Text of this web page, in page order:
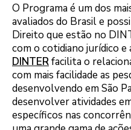
O Programa é um dos
avaliados do Brasil e
Direito que estão no
com o cotidiano jurídico e
DINTERfacilita o
com mais facilidade as
desenvolvendo em São
desenvolver atividades
específicos nas